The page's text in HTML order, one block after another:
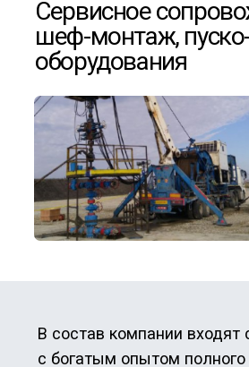
В состав компании входят специалисты
сервисных и инженерных работ:
разработки, изготовления, пуско-наладки
и сервисного обслуживания сложного
технологического оборудования для
опасных производственных объектов.
Знания и опыт наших специалистов
позволяют нам правильно и
профессиональная подготовка –